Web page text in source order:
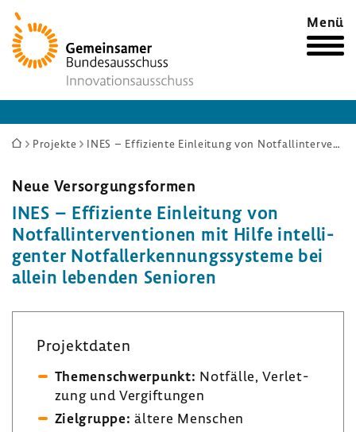
Zur
Startseite
Menü
Sie
hier:
Projekte INES – Effiziente Einleitung von Notfallinterventionen mit Hilfe intelligenter Notfallerkennungssysteme bei allein lebenden Senioren
Neue Versor­gungs­formen
INES – Effi­zi­ente Einlei­tung von
Notfall­in­ter­ven­tionen mit Hilfe intel­li­
genter Notfall­er­ken­nungs­sys­teme bei
allein lebenden Senioren
Projekt­daten
Themen­schwer­punkt: Notfälle, Verlet­
zung und Vergif­tungen
Ziel­gruppe: ältere Menschen